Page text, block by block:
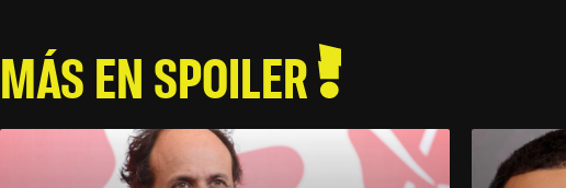
MÁS EN SPOILER